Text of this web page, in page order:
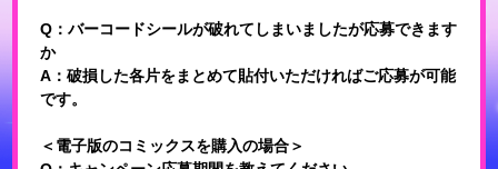
Q：バーコードシールが破れてしまいましたが応募できます
か
A：破損した各片をまとめて貼付いただければご応募が可能
です。
＜電子版のコミックスを購入の場合＞